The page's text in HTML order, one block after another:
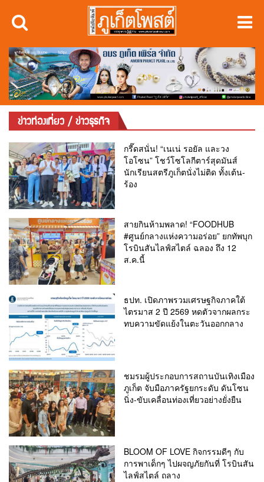
ข่าวท่องเที่ยว / ข่าวธุรกิจ
กรี๊ดสนั่น! “เนเน่ รอยัล และวง
โอโซน” โชว์โซโลกีตาร์สุดมันส์
นักเรียนสตรีภูเก็ตนั่งไม่ติด ทั้งเต้น-
ร้อง
สายกินห้ามพลาด! “FOODHUB
#ศูนย์กลางแห่งความอร่อย” ยกทัพบุก
โรบินสันไลฟ์สไตล์ ฉลอง ถึง 12
ส.ค.นี้
ธปท. เปิดภาพรวมเศรษฐกิจภาคใต้
ไตรมาส 2 ปี 2569 หดตัวจากผลกระ
ทบความขัดแย้งในตะวันออกกลาง
ชมรมผู้ประกอบการสถานบันเทิงเมือง
ภูเก็ต จับมือภาครัฐยกระดับ ดันโซน
นิ่ง-ขับเคลื่อนท่องเที่ยวอย่างยั่งยืน
BLOOM OF LOVE กิจกรรมดีๆ กับ
การพาเด็กๆ ไปผจญภัยกันที่ โรบินสัน
ไลฟ์สไตล์ ถลาง